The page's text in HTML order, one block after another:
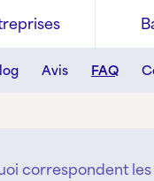
Avis FAQ
correspondent